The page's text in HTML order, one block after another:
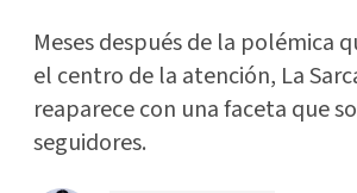
Meses después de la polémica
el centro de la atención, La
reaparece con una faceta que
seguidores.